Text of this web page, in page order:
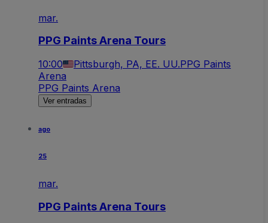
mar.
PPG Paints Arena Tours
10:00 Pittsburgh, PA, EE. UU.PPG Paints
Arena
PPG Paints Arena
Ver entradas
ago
25
mar.
PPG Paints Arena Tours